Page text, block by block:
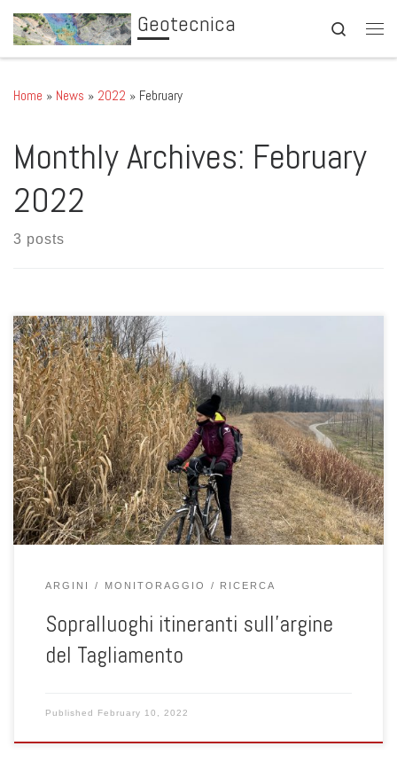
Skip to content Geotecnica
Search
Home » News » 2022 » February
Monthly Archives: February
2022
3 posts
Il giorno 27 gennaio 2022 il gruppo composto da Francesca
Ceccato, Paolo Simonini e Paolo Zorzan, nell’ambito della
convenzione con l’Autorità di Bacino delle Alpi Orientali per lo
studio degli argini del basso corso del Tagliamento, ha svolto un
sopralluogo itinerante sull’argine… in bicicletta!
ARGINI MONITORAGGIO RICERCA
Sopralluoghi itineranti sull’argine
del Tagliamento
Published February 10, 2022